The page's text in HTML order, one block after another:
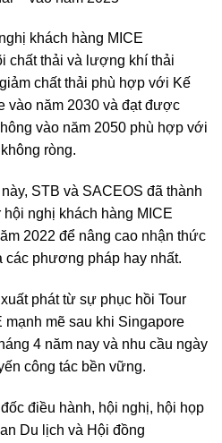
khách hàng MICE
chất thải và lượng khí thải
chất thải phù hợp với Kế
vào năm 2030 và đạt được
vào năm 2050 phù hợp với
ròng.
STB và SACEOS đã thành
nghị khách hàng MICE
2022 để nâng cao nhận thức
phương pháp hay nhất.
phát từ sự phục hồi Tour
mạnh mẽ sau khi Singapore
4 năm nay và nhu cầu ngày
công tác bền vững.
điều hành, hội nghị, hội họp
Du lịch và Hội đồng